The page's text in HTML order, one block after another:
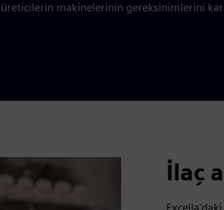
üreticilerin makinelerinin gereksinimlerini
İlaç